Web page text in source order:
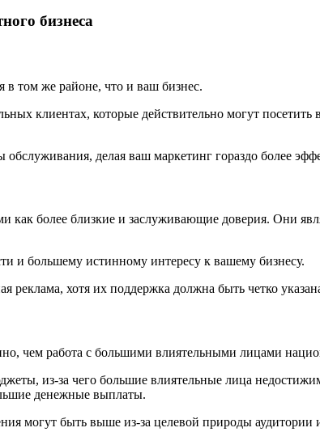
бизнеса
в том же районе, что и ваш бизнес.
клиентах, которые действительно могут
делая ваш маркетинг гораздо более
как более близкие и заслуживающие доверия. Они
и большему истинному интересу к вашему бизнесу.
хотя их поддержка должна быть четко
чем работа с большими влиятельными лицами
из-за чего большие влиятельные лица
денежные выплаты.
могут быть выше из-за целевой природы аудитории